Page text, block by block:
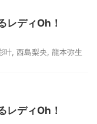
レディOh！
叶 西島梨央 龍本弥生
レディOh！